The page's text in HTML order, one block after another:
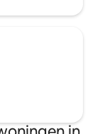
accommodatie is
Netflix, Tver,